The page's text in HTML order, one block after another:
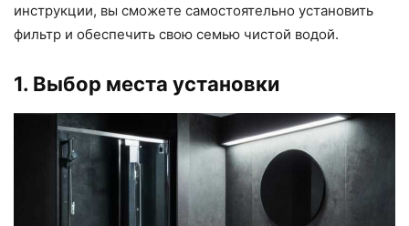
инструкции, вы сможете самостоятельно установить
фильтр и обеспечить свою семью чистой водой.
1. Выбор места установки